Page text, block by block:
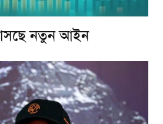
নতুন আইন